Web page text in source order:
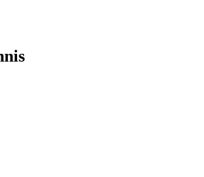
der Serverbetriebssyteme, der […]